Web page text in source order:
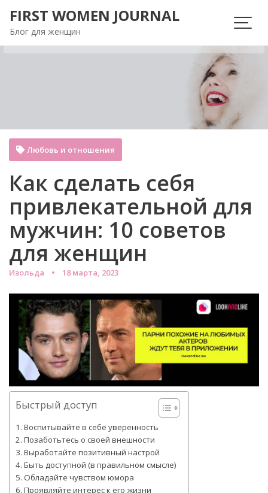
содержимому
FIRST WOMEN JOURNAL
Блог для женщин
Как сделать себя
привлекательной для
мужчин: 10 советов
для женщин
Изольда 18 марта, 2023
Любовь и отношения
Быстрый доступ
Воспитывайте в себе уверенность
Позаботьтесь о своей внешности
Выработайте позитивный настрой
Быть доступной (в правильном смысле)
Обладайте чувством юмора
Проявляйте интерес к его жизни